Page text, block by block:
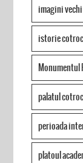
imagini
istorie
Monumentul
palatul
perioada
platoul